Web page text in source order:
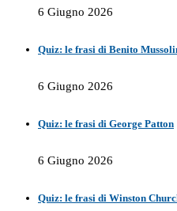
6 Giugno 2026
Quiz: le frasi di Benito
6 Giugno 2026
Quiz: le frasi di George Patton
6 Giugno 2026
Quiz: le frasi di Winston